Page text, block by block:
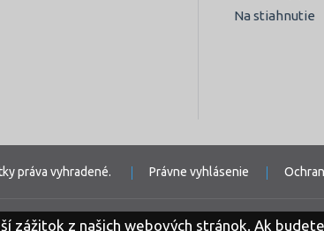
zážitok z našich webových stránok. Ak
Na stiahnutie
práva vyhradené. Právne vyhlásenie